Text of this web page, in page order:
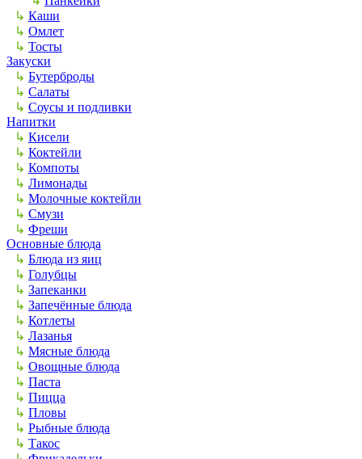
↳ Каши
↳ Омлет
↳ Тосты
Закуски
↳ Бутерброды
↳ Салаты
↳ Соусы и подливки
Напитки
↳ Кисели
↳ Коктейли
↳ Компоты
↳ Лимонады
↳ Молочные коктейли
↳ Смузи
↳ Фреши
Основные блюда
↳ Блюда из яиц
↳ Голубцы
↳ Запеканки
↳ Запечённые блюда
↳ Котлеты
↳ Лазанья
↳ Мясные блюда
↳ Овощные блюда
↳ Паста
↳ Пицца
↳ Пловы
↳ Рыбные блюда
↳ Такос